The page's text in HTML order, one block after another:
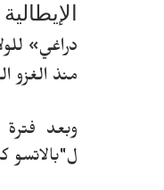
الإيطالية
دراغي»
منذ الغزو
وبعد
ل"بالاتسو